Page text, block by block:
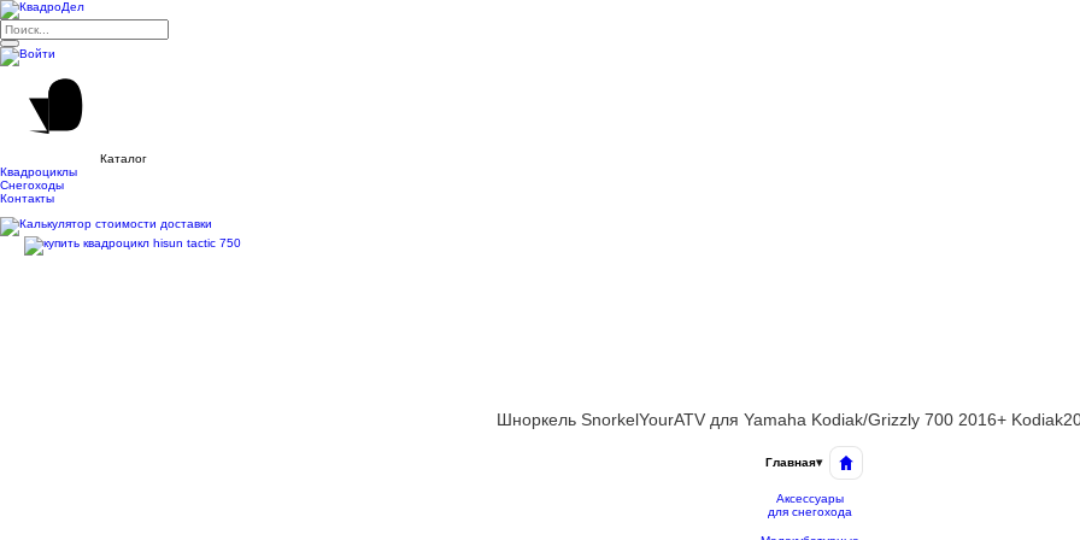
Каталог
Квадроциклы
Снегоходы
Контакты
Шноркель SnorkelYourATV для Yamaha Kodiak/Grizzly 700 2016+
Главная▾
Аксессуары
для снегохода